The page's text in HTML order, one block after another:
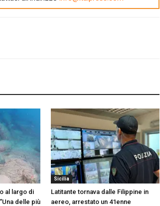
al largo di
delle più
Sicilia
Latitante tornava dalle Filippine in
aereo, arrestato un 41enne